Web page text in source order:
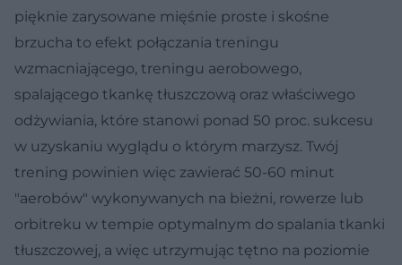
pięknie zarysowane mięśnie proste i skośne
brzucha to efekt połączania treningu
wzmacniającego, treningu aerobowego,
spalającego tkankę tłuszczową oraz właściwego
odżywiania, które stanowi ponad 50 proc. sukcesu
w uzyskaniu wyglądu o którym marzysz. Twój
trening powinien więc zawierać 50-60 minut
"aerobów" wykonywanych na bieżni, rowerze lub
orbitreku w tempie optymalnym do spalania tkanki
tłuszczowej, a więc utrzymując tętno na poziomie